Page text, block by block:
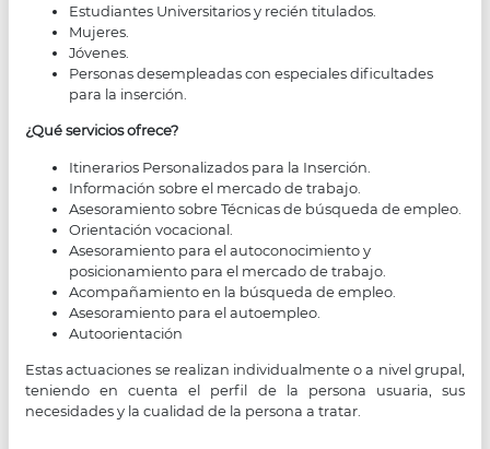
Estudiantes Universitarios y recién titulados.
Mujeres.
Jóvenes.
Personas desempleadas con especiales dificultades
para la inserción.
¿Qué servicios ofrece?
Itinerarios Personalizados para la Inserción.
Información sobre el mercado de trabajo.
Asesoramiento sobre Técnicas de búsqueda de empleo.
Orientación vocacional.
Asesoramiento para el autoconocimiento y
posicionamiento para el mercado de trabajo.
Acompañamiento en la búsqueda de empleo.
Asesoramiento para el autoempleo.
Autoorientación
Estas actuaciones se realizan individualmente o a nivel grupal,
teniendo en cuenta el perfil de la persona usuaria, sus
necesidades y la cualidad de la persona a tratar.